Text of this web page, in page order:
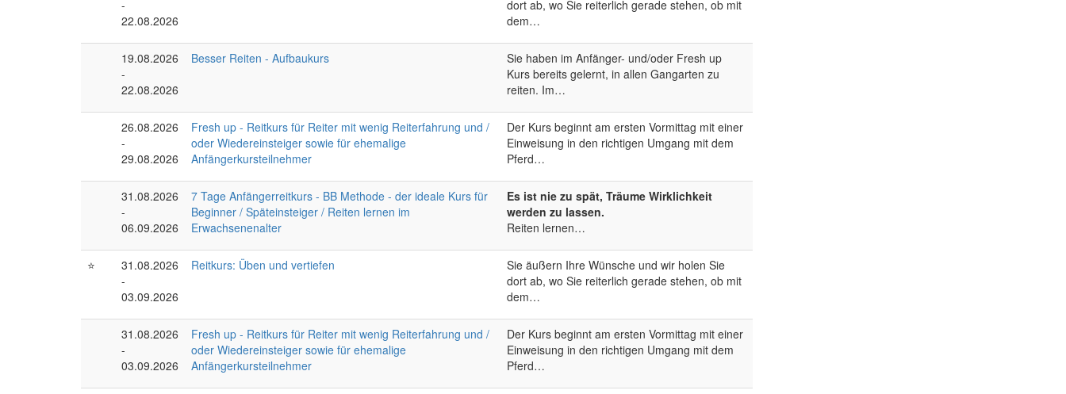
-
22.08.2026
dort ab, wo Sie reiterlich gerade stehen, ob mit
dem…
19.08.2026
-
22.08.2026
Besser Reiten - Aufbaukurs
Sie haben im Anfänger- und/oder Fresh up
Kurs bereits gelernt, in allen Gangarten zu
reiten. Im…
26.08.2026
-
29.08.2026
Fresh up - Reitkurs für Reiter mit wenig Reiterfahrung und /
oder Wiedereinsteiger sowie für ehemalige
Anfängerkursteilnehmer
Der Kurs beginnt am ersten Vormittag mit einer
Einweisung in den richtigen Umgang mit dem
Pferd…
31.08.2026
-
06.09.2026
7 Tage Anfängerreitkurs - BB Methode - der ideale Kurs für
Beginner / Späteinsteiger / Reiten lernen im
Erwachsenenalter
Es ist nie zu spät, Träume Wirklichkeit
werden zu lassen.
Reiten lernen…
⭐
31.08.2026
-
03.09.2026
Reitkurs: Üben und vertiefen
Sie äußern Ihre Wünsche und wir holen Sie
dort ab, wo Sie reiterlich gerade stehen, ob mit
dem…
31.08.2026
-
03.09.2026
Fresh up - Reitkurs für Reiter mit wenig Reiterfahrung und /
oder Wiedereinsteiger sowie für ehemalige
Anfängerkursteilnehmer
Der Kurs beginnt am ersten Vormittag mit einer
Einweisung in den richtigen Umgang mit dem
Pferd…